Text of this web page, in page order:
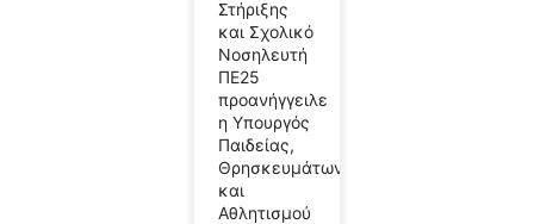
Στήριξης
και Σχολικό
Νοσηλευτή
ΠΕ25
προανήγγειλε
η Υπουργός
Παιδείας,
Θρησκευμάτων
και
Αθλητισμού